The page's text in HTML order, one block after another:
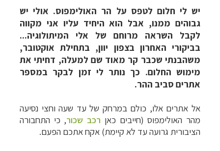
יש לי חלום לטפס על הר האולימפוס. אולי יש
גבוהים ממנו, אבל הוא היחיד עליו אני מקווה
לקבל השראה מרוחם של אלי המיתולוגיה...
בביקורי האחרון בצפון יוון, בתחילת אוקטובר,
משהבנתי שכבר קר מאוד שם למעלה, דחיתי את
מימוש החלום. כך נותר לי זמן לבקר במספר
אתרים סביב ההר.
אל אתרים אלו, כולם במרחק של עד שעה וחצי נסיעה
מהר האולימפוס (חייבים כאן רכב שכור, כי התחבורה
הציבורית גרועה עד לא קיימת) אקח אתכם הפעם.